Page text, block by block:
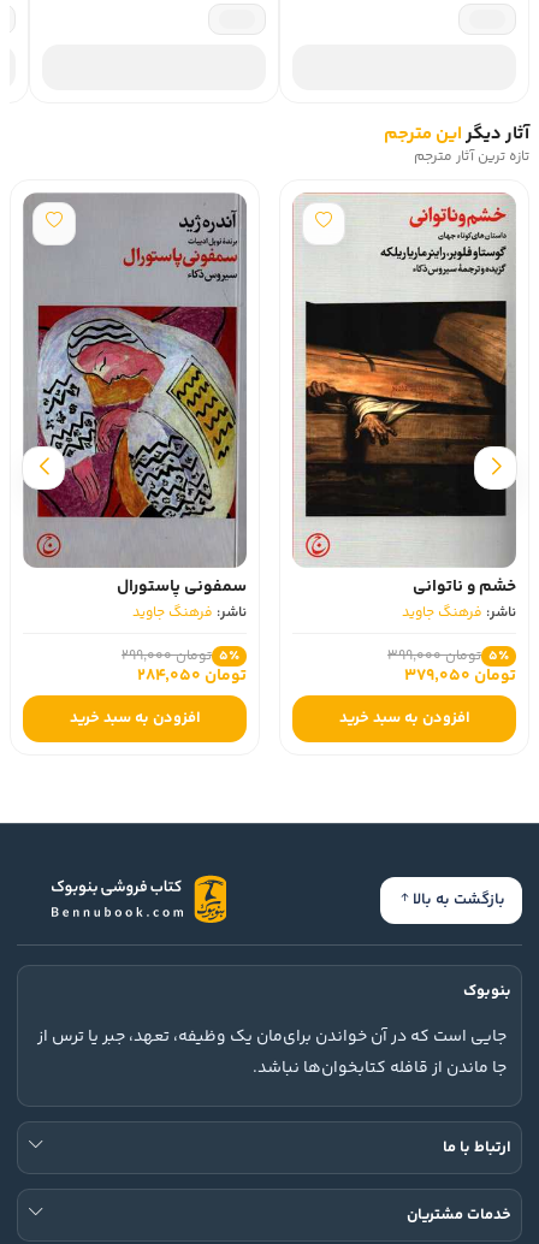
آثار دیگراین مترجم
تازه ترین آثار مترجم
خشم و ناتوانی
ناشر: فرهنگ جاوید
5٪ تومان 399,000
تومان 379,050
افزودن به سبد خرید
سمفونی پاستورال
ناشر: فرهنگ جاوید
5٪ تومان 299,000
تومان 284,050
افزودن به سبد خرید
بازگشت به بالا
بنوبوک
جایی است که در آن خواندن برای‌مان یک وظیفه، تعهد، جبر یا ترس از
جا ماندن از قافله کتابخوان‌ها نباشد.
ارتباط با ما
خدمات مشتریان